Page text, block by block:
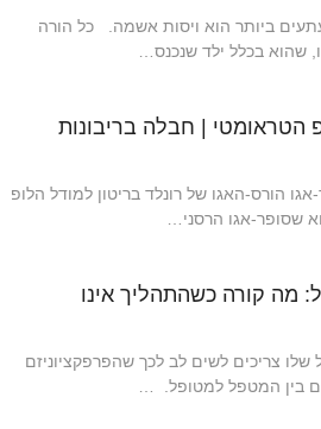
ביותר הוא ויסות אשמה. כל הורה
שהוא בכלל ילד שנכנס…
הטראומטי | חבלה בריבונות
הורס-האגו של רונלד בריטון למודל הלופ
שסופר-אגו הרסני…
מה קורה כשהתהליך אינו
צריכים לשים לב לכך שהפרפקציוניזם
בין המטפל למטופל. …